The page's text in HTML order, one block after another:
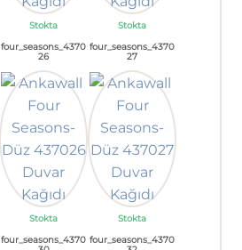
Stokta
Stokta
four_seasons_4370
26
Stokta
four_seasons_4370
27
Stokta
four_seasons_4370 four_seasons_4370